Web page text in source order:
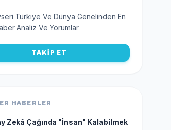
Türkiye Ve Dünya Genelinden En
Analiz Ve Yorumlar
TAKİP ET
HABERLER
Zekâ Çağında "İnsan" Kalabilmek